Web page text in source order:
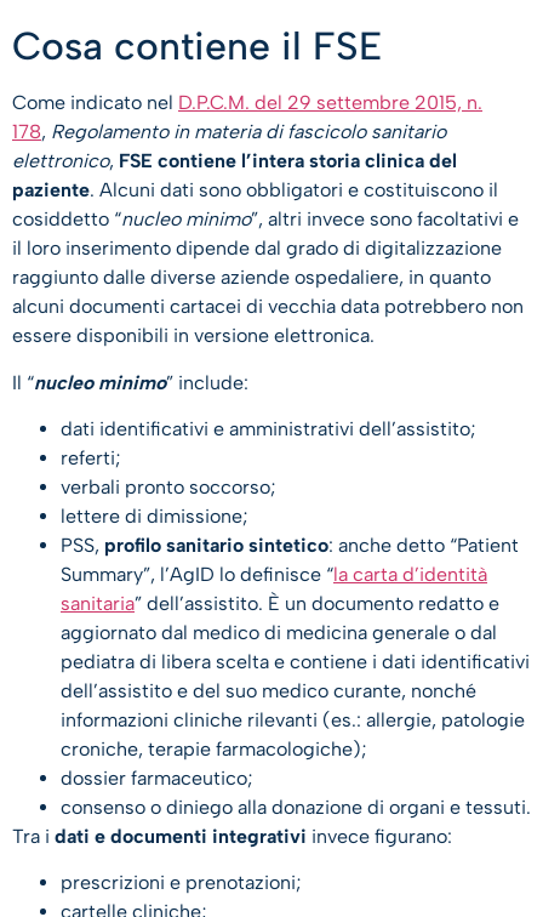
Cosa contiene il FSE
Come indicato nel D.P.C.M. del 29 settembre 2015, n.
178, Regolamento in materia di fascicolo sanitario
elettronico, FSE contiene l’intera storia clinica del
paziente. Alcuni dati sono obbligatori e costituiscono il
cosiddetto “nucleo minimo”, altri invece sono facoltativi e
il loro inserimento dipende dal grado di digitalizzazione
raggiunto dalle diverse aziende ospedaliere, in quanto
alcuni documenti cartacei di vecchia data potrebbero non
essere disponibili in versione elettronica.
Il “nucleo minimo” include:
dati identificativi e amministrativi dell’assistito;
referti;
verbali pronto soccorso;
lettere di dimissione;
PSS, profilo sanitario sintetico: anche detto “Patient
Summary”, l’AgID lo definisce “la carta d’identità
sanitaria” dell’assistito. È un documento redatto e
aggiornato dal medico di medicina generale o dal
pediatra di libera scelta e contiene i dati identificativi
dell’assistito e del suo medico curante, nonché
informazioni cliniche rilevanti (es.: allergie, patologie
croniche, terapie farmacologiche);
dossier farmaceutico;
consenso o diniego alla donazione di organi e tessuti.
Tra i dati e documenti integrativi invece figurano:
prescrizioni e prenotazioni;
cartelle cliniche;